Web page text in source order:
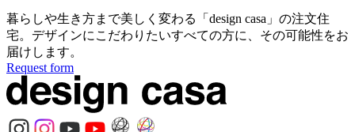
暮らしや生き方まで美しく変わる
「design casa」の注文住
宅。 デザインにこだわりたいすべての方に、 その可能性をお
届けします。
Request form